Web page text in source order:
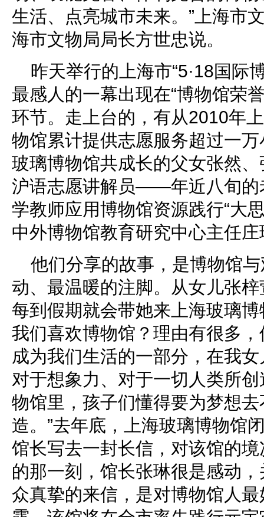
生活、点亮城市未来。”上海市
海市文物局局长方世忠说。
昨天举行的上海市“5·18国际
最感人的一幕出现在“博物馆荣
环节。走上台的，有从2010年
物馆累计提供志愿服务超过一
玻璃博物馆共成长的父女张然
沪语志愿讲解员——年近八旬的
学教师应用博物馆资源践行“大
中外博物馆教育研究中心主任庄
他们分享的故事，是博物馆
动、最温暖的注脚。从女儿张
每到假期就会带她来上海玻璃
我们喜欢博物馆？理由有很多
成为我们生活的一部分，在我
对于想象力、对于一切人类所
物馆里，孩子们懂得要为梦想
造。”去年底，上海玻璃博物馆
馆长写去一封长信，对该馆的
的那一刻，馆长张琳很是感动
众真挚的来信，是对博物馆人最